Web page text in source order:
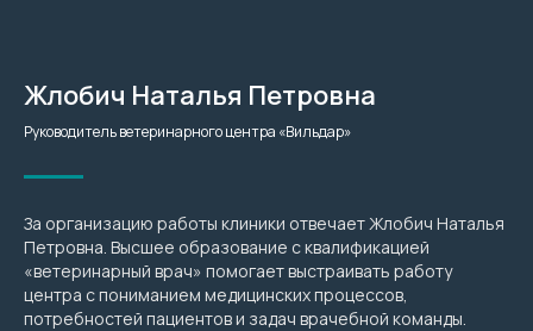
Жлобич Наталья Петровна
Руководитель ветеринарного центра «Вильдар»
За организацию работы клиники отвечает Жлобич Наталья
Петровна. Высшее образование с квалификацией
«ветеринарный врач» помогает выстраивать работу
центра с пониманием медицинских процессов,
потребностей пациентов и задач врачебной команды.